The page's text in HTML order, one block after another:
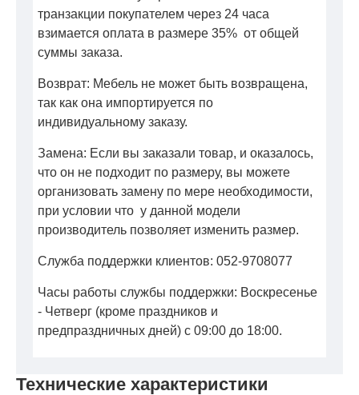
Технические характеристики
транзакции покупателем через 24 часа
взимается оплата в размере 35% от общей
суммы заказа.
Возврат: Мебель не может быть возвращена,
так как она импортируется по
индивидуальному заказу.
Замена: Если вы заказали товар, и оказалось,
что он не подходит по размеру, вы можете
организовать замену по мере необходимости,
при условии что у данной модели
производитель позволяет изменить размер.
Служба поддержки клиентов: 052-9708077
Часы работы службы поддержки: Воскресенье
- Четверг (кроме праздников и
предпраздничных дней) с 09:00 до 18:00.